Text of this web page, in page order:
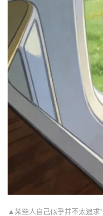
▲某些人自己似乎并不太追求